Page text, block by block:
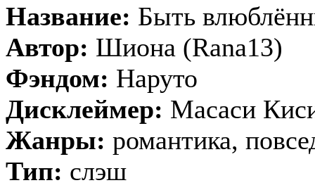
Название: Быть
Автор: Шиона (Rana13)
Фэндом: Наруто
Дисклеймер: Масаси
Жанры: романтика,
Тип: слэш